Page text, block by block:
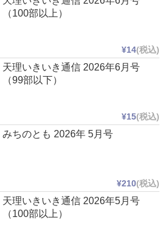
（100部以上）
¥14(税込)
天理いきいき通信 2026年6月号
（99部以下）
¥15(税込)
みちのとも 2026年 5月号
¥210(税込)
天理いきいき通信 2026年5月号
（100部以上）